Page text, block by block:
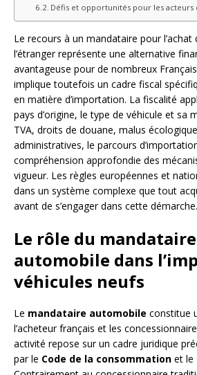
Défis et opportunités pour les acteurs
Le recours à un mandataire pour l’achat
l’étranger représente une alternative
avantageuse pour de nombreux
implique toutefois un cadre fiscal
en matière d’importation. La fiscalité
pays d’origine, le type de véhicule et sa
TVA, droits de douane, malus
administratives, le parcours
compréhension approfondie des
vigueur. Les règles européennes et
dans un système complexe que tout
avant de s’engager dans cette démarche.
Le rôle du mandataire
automobile dans
véhicules neufs
Le mandataire automobile constitue
l’acheteur français et les
activité repose sur un cadre juridique
par le Code de la consommation et le